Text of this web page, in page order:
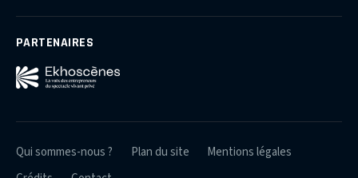
PARTENAIRES
Qui sommes-nous ? Plan du site
Mentions légales